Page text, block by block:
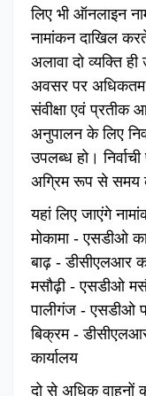
लिए भी ऑनलाइन
नामांकन दाखिल
अलावा दो व्यक्ति
अवसर पर अधिकतम
संवीक्षा एवं
अनुपालन के लिए
उपलब्ध हो।
अग्रिम रूप से समय
यहां लिए जाएंगे
मोकामा - एसडीओ
बाढ़ - डीसीएलआर
मसौढ़ी - एसडीओ
पालीगंज - एसडीओ
बिक्रम -
कार्यालय
दो से अधिक वाहनों